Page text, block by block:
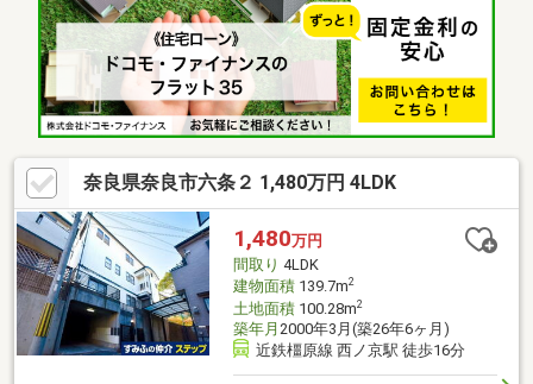
面、浴室へとスムーズな動線で家事もラクラク◎南向きのお庭で
は家庭菜園や・ガーデニングも可能です総合医療センターや商業
施設が近くに揃い生活至便な住環境ですお気軽にお問い合わせく
ださい♪*****************************
奈良県奈良市六条２ 1,480万円 4LDK
1,480万円
間取り 4LDK
建物面積139.7m2
土地面積100.28m2
築年月 2000年3月(築26年6ヶ月)
近鉄橿原線 西ノ京駅 徒歩16分